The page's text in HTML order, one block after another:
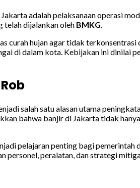
adalah pelaksanaan operasi
telah dijalankan oleh BMKG
curah hujan agar tidak
di dalam kota. Kebijakan ini
salah satu alasan utama
bahwa banjir di Jakarta tidak
pelajaran penting bagi
personel, peralatan, dan strategi